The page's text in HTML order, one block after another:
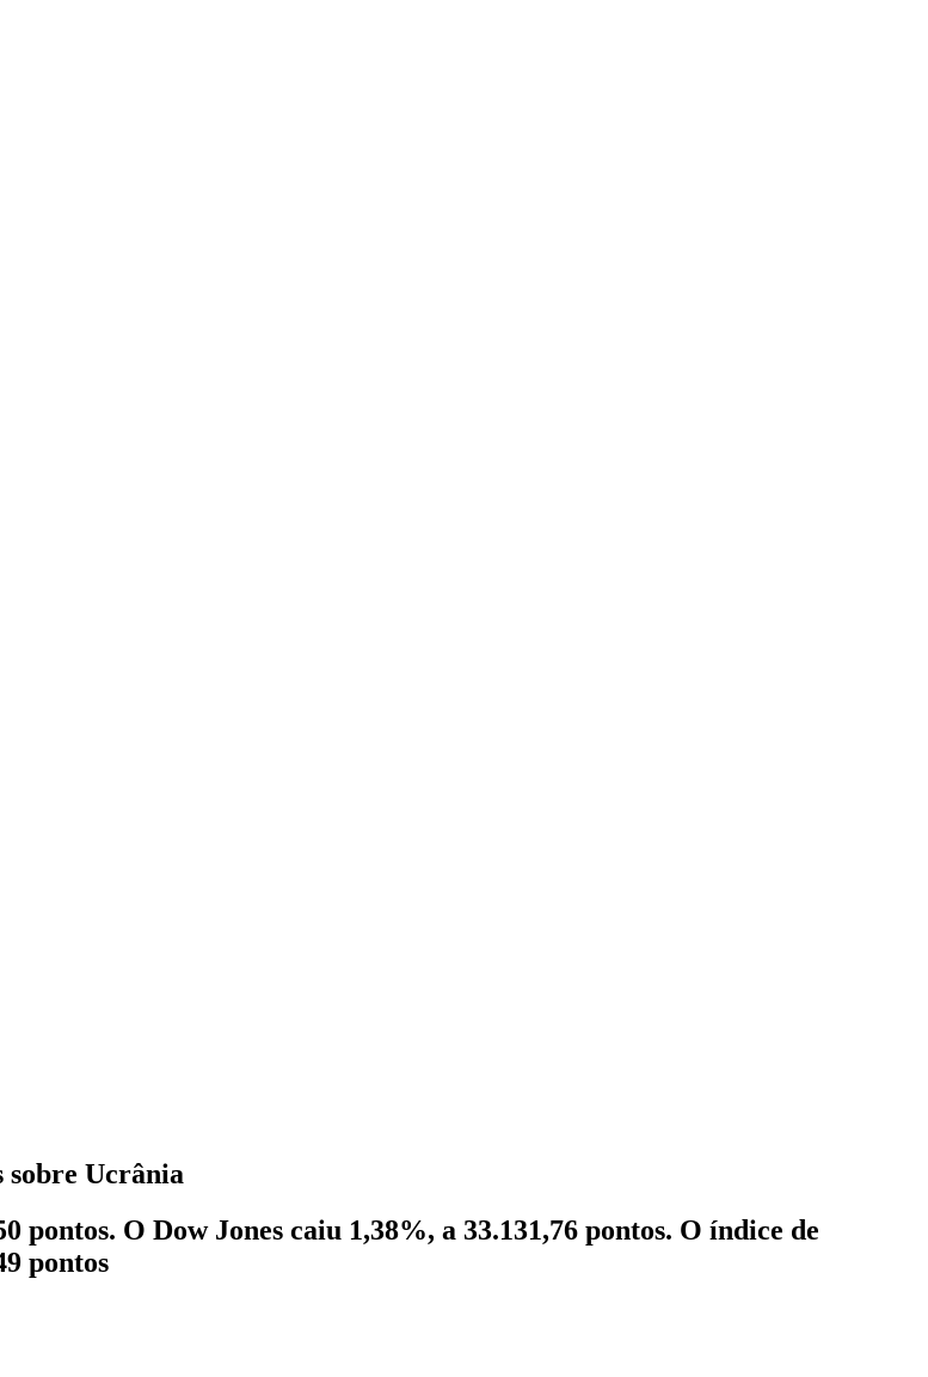
sobre Ucrânia
pontos. O Dow Jones caiu 1,38%, a 33.131,76 pontos. O índice de
pontos